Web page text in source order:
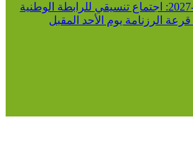
الرابطة الثانية 2026-2027: اجتماع تنسيقي للرابطة الوطنية
الرزنامة يوم الأحد المقبل